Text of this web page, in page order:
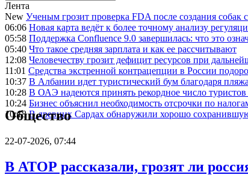
Лента
New Ученым грозит проверка FDA после создания
06:06 Новая карта ведёт к более точному анализу
05:58 Поддержка Confluence 9.0 завершилась: что это
05:40 Что такое средняя зарплата и как ее рассчитывают
12:08 Человечеству грозит дефицит ресурсов при
11:01 Средства экстренной контрацепции в России
10:37 В Албании идет туристический бум благодаря
10:28 В ОАЭ надеются принять рекордное число
10:24 Бизнес объяснил необходимость отсрочки по
10:18 В древних Сардах обнаружили хорошо
Общество
22-07-2026, 07:44
В АТОР рассказали, грозят ли